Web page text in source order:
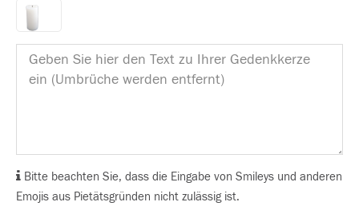
Bitte beachten Sie, dass die Eingabe von Smileys und anderen
Emojis aus Pietätsgründen nicht zulässig ist.